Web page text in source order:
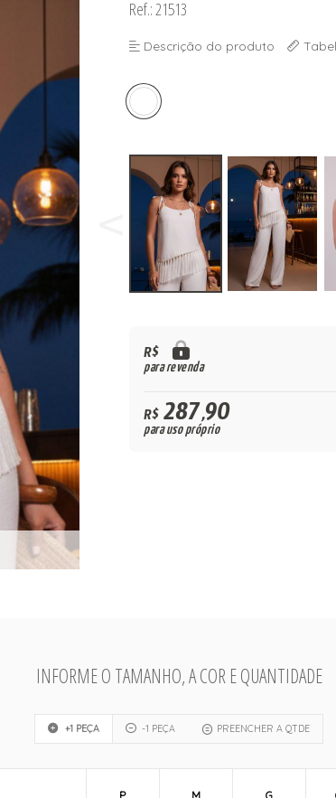
Ref.: 21513
Descrição do produto
R$
para revenda
R$287,90
para uso próprio
INFORME O TAMANHO, A COR E QUANTIDADE
+1 PEÇA -1 PEÇA PREENCHER A QTDE